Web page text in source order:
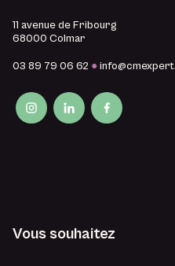
11 avenue de Fribourg
68000 Colmar
03 89 79 06 62 ●
Vous souhaitez